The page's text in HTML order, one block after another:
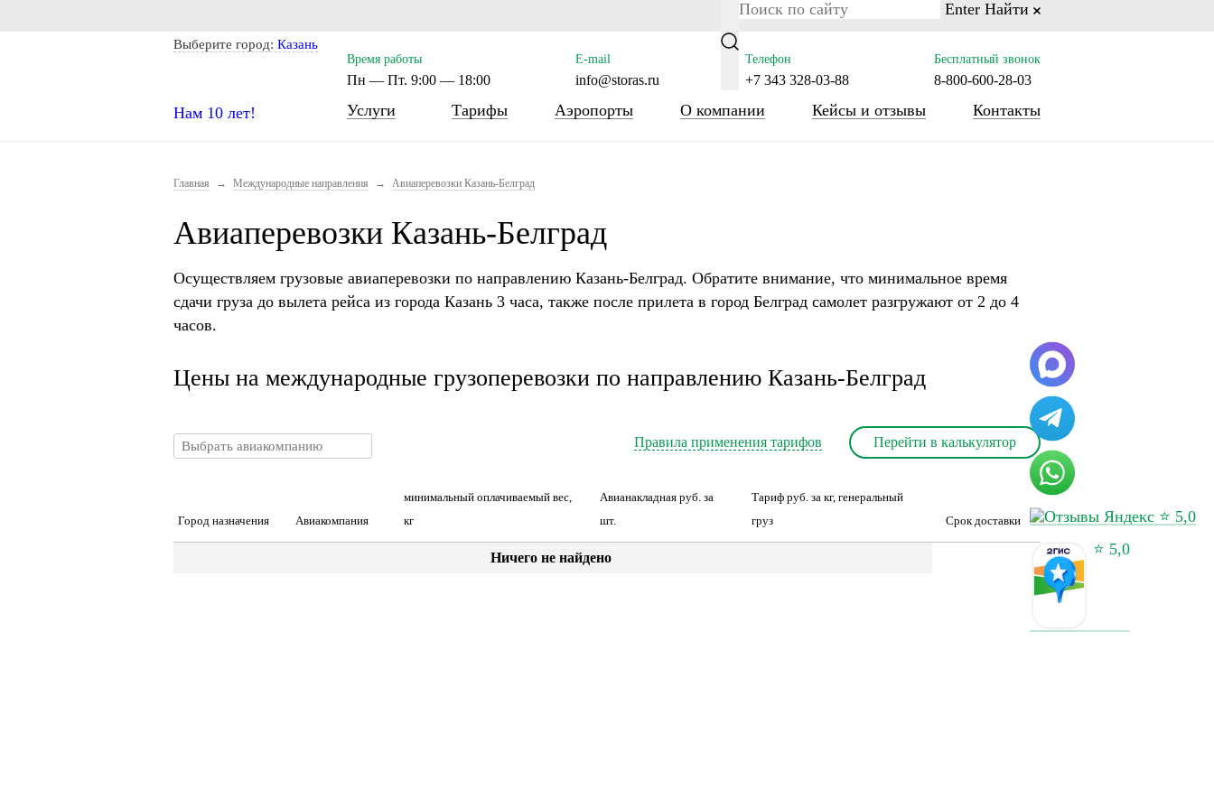
Notice: Undefined index: CITY_SELECT in /home/s/storas/storas.ru/public_html/wp-content/themes/tsl-theme/header.php on line 77
Выберите город: Казань
Enter Найти
Нам 10 лет!
Время работы
Пн — Пт. 9:00 — 18:00
E-mail
info@storas.ru
Телефон
+7 343 328-03-88
Бесплатный звонок
8-800-600-28-03
Услуги Тарифы Аэропорты О компании Кейсы и отзывы Контакты
Главная → Международные направления → Авиаперевозки Казань-Белград
Авиаперевозки Казань-Белград
Осуществляем грузовые авиаперевозки по направлению Казань-Белград. Обратите внимание, что минимальное время
сдачи груза до вылета рейса из города Казань 3 часа, также после прилета в город Белград самолет разгружают от 2 до 4
часов.
Цены на международные грузоперевозки по направлению Казань-Белград
Правила применения тарифов Перейти в калькулятор
Город назначения Авиакомпания
минимальный оплачиваемый вес,
кг
Авианакладная руб. за
шт.
Тариф руб. за кг, генеральный
груз
Срок доставки
Ничего не найдено
⭐ 5,0
⭐ 5,0